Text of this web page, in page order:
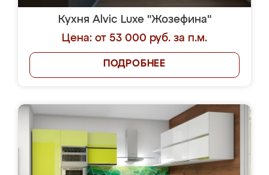
Кухня Alvic Luxe "Жозефина"
Цена: от 53 000 руб. за п.м.
ПОДРОБНЕЕ